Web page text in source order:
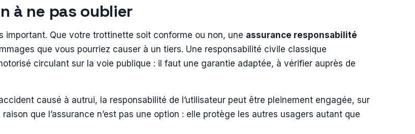
à ne pas oublier
important. Que votre trottinette soit conforme ou non, une assurance responsabilité
que vous pourriez causer à un tiers. Une responsabilité civile classique
circulant sur la voie publique : il faut une garantie adaptée, à vérifier auprès de
causé à autrui, la responsabilité de l’utilisateur peut être pleinement engagée, sur
que l’assurance n’est pas une option : elle protège les autres usagers autant que